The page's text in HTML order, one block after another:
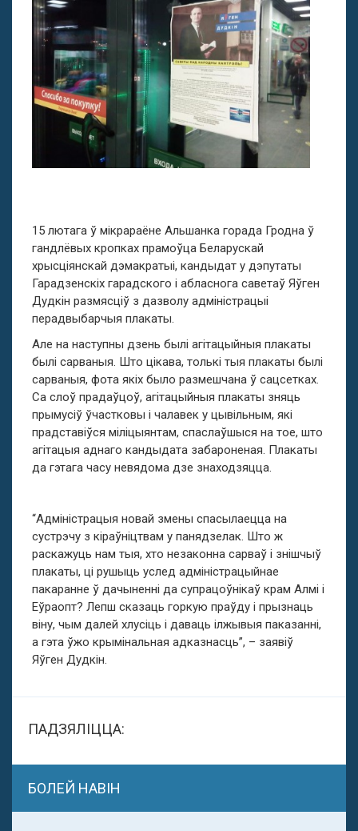
15 лютага ў мікрараёне Альшанка горада Гродна ў
гандлёвых кропках прамоўца Беларускай
хрысціянскай дэмакратыі, кандыдат у дэпутаты
Гарадзенскіх гарадского і абласнога саветаў Яўген
Дудкін размясціў з дазволу адміністрацыі
перадвыбарчыя плакаты.
Але на наступны дзень былі агітацыйныя плакаты
былі сарваныя. Што цікава, толькі тыя плакаты былі
сарваныя, фота якіх было размешчана ў сацсетках.
Са слоў прадаўцоў, агітацыйныя плакаты зняць
прымусіў ўчастковы і чалавек у цывільным, які
прадставіўся міліцыянтам, спаслаўшыся на тое, што
агітацыя аднаго кандыдата забароненая. Плакаты
да гэтага часу невядома дзе знаходзяцца.
“Адміністрацыя новай змены спасылаецца на
сустрэчу з кіраўніцтвам у панядзелак. Што ж
раскажуць нам тыя, хто незаконна сарваў і знішчыў
плакаты, ці рушыць услед адміністрацыйнае
пакаранне ў дачыненні да супрацоўнікаў крам Алмі і
Еўраопт? Лепш сказаць горкую праўду і прызнаць
віну, чым далей хлусіць і даваць ілжывыя паказанні,
а гэта ўжо крымінальная адказнасць”, – заявіў
Яўген Дудкін.
ПАДЗЯЛІЦЦА:
БОЛЕЙ НАВІН